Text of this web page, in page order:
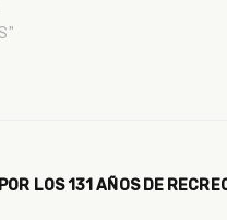
LOS 131 AÑOS DE